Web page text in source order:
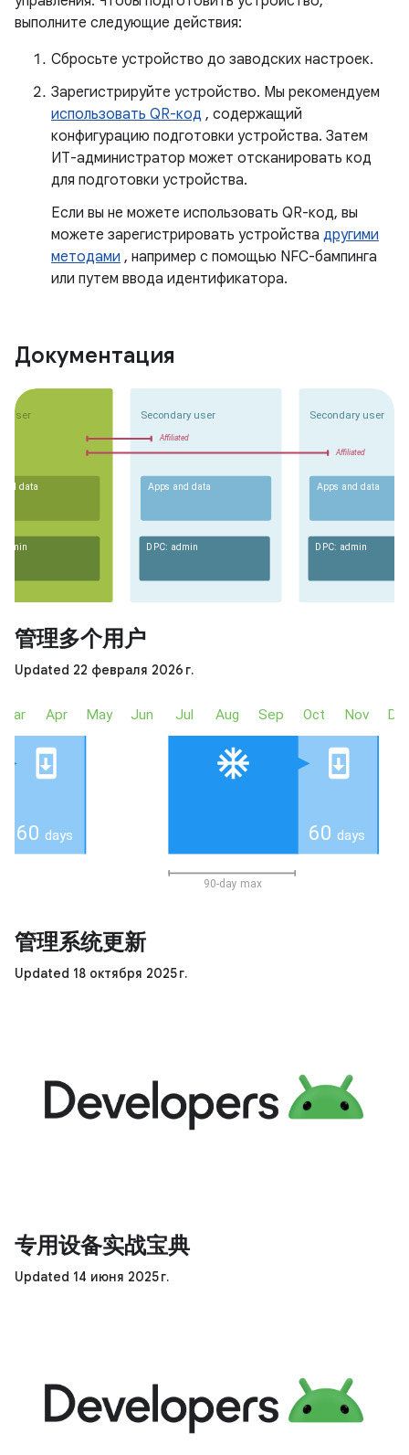
выполните следующие действия:
Сбросьте устройство до заводских настроек.
Зарегистрируйте устройство. Мы рекомендуем
использовать QR-код , содержащий
конфигурацию подготовки устройства. Затем
ИТ-администратор может отсканировать код
для подготовки устройства.
Если вы не можете использовать QR-код, вы
можете зарегистрировать устройства другими
методами , например с помощью NFC-бампинга
или путем ввода идентификатора.
Документация
管理多个用户
Updated 22 февраля 2026 г.
管理系统更新
Updated 18 октября 2025 г.
专用设备实战宝典
Updated 14 июня 2025 г.